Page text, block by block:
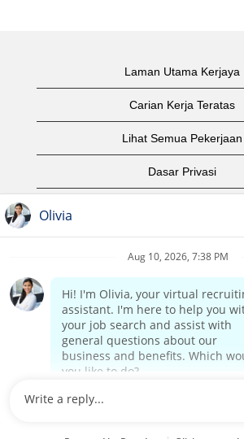
Laman Utama Kerjaya
Carian Kerja Teratas
Lihat Semua Pekerjaan
Dasar Privasi
Notis Hak Cipta
Laman Utama Korporat
terpelihara.